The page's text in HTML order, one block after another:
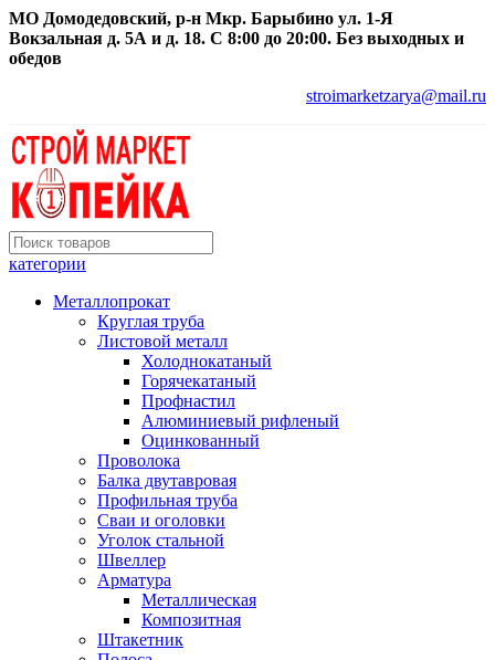
МО Домодедовский, р-н Мкр. Барыбино ул. 1-Я
Вокзальная д. 5А и д. 18. С 8:00 до 20:00. Без выходных и
обедов
stroimarketzarya@mail.ru
категории
Металлопрокат
Круглая труба
Листовой металл
Холоднокатаный
Горячекатаный
Профнастил
Алюминиевый рифленый
Оцинкованный
Проволока
Балка двутавровая
Профильная труба
Сваи и оголовки
Уголок стальной
Швеллер
Арматура
Металлическая
Композитная
Штакетник